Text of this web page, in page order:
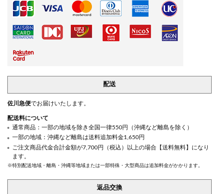
配送
佐川急便でお届けいたします。
配送料について
通常商品：一部の地域を除き全国一律550円（沖縄など離島を除く）
一部の地域：沖縄など離島は送料追加料金1,650円
ご注文商品代金合計金額が7,700円（税込）以上の場合【送料無料】になり
ます。
※特別配送地域・離島・沖縄等地域または一部特殊・大型商品は追加料金がかかります。
返品交換